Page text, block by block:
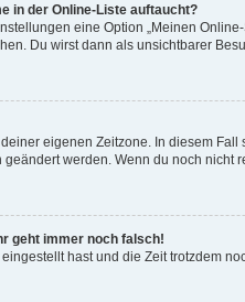
in der Online-Liste auftaucht?
eine Option „Meinen
Du wirst dann als unsichtbarer
eigenen Zeitzone. In diesem
werden. Wenn du noch nicht
geht immer noch falsch!
hast und die Zeit trotzdem